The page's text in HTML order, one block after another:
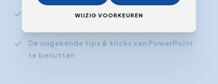
Het optimaal gebruiken van de online tools
De ongekende tips & tricks van PowerPoint
te benutten
WIJZIG VOORKEUREN